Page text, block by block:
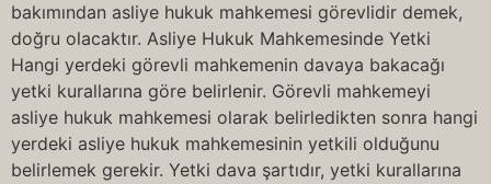
bakımından asliye hukuk mahkemesi görevlidir demek,
doğru olacaktır. Asliye Hukuk Mahkemesinde Yetki
Hangi yerdeki görevli mahkemenin davaya bakacağı
yetki kurallarına göre belirlenir. Görevli mahkemeyi
asliye hukuk mahkemesi olarak belirledikten sonra hangi
yerdeki asliye hukuk mahkemesinin yetkili olduğunu
belirlemek gerekir. Yetki dava şartıdır, yetki kurallarına